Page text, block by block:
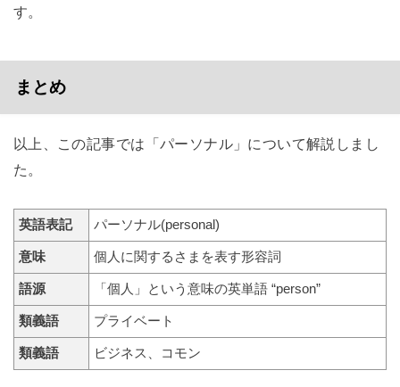
す。
まとめ
以上、この記事では「パーソナル」について解説しまし
た。
英語表記 パーソナル(personal)
意味 個人に関するさまを表す形容詞
語源 「個人」という意味の英単語 “person”
類義語 プライベート
類義語 ビジネス、コモン